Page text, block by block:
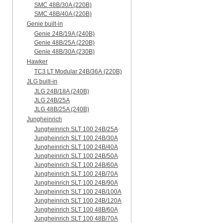
SMC 48B/30A (220B)
SMC 48B/40A (220B)
Genie built-in
Genie 24B/19A (240B)
Genie 48B/25A (220B)
Genie 48B/30A (230B)
Hawker
TC3 LT Modular 24В/36А (220B)
JLG built-in
JLG 24B/18A (240B)
JLG 24B/25A
JLG 48B/25A (240B)
Jungheinrich
Jungheinrich SLT 100 24B/25A
Jungheinrich SLT 100 24B/30A
Jungheinrich SLT 100 24B/40A
Jungheinrich SLT 100 24B/50A
Jungheinrich SLT 100 24B/60A
Jungheinrich SLT 100 24B/70A
Jungheinrich SLT 100 24B/90A
Jungheinrich SLT 100 24B/100A
Jungheinrich SLT 100 24B/120A
Jungheinrich SLT 100 48B/60A
Jungheinrich SLT 100 48B/70A